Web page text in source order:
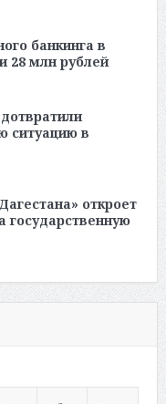
банкинга в
28 млн рублей
ситуацию в
откроет